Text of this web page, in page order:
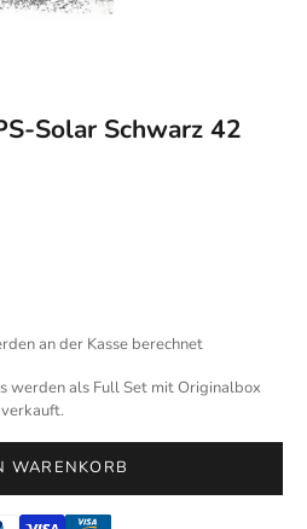
Solar Schwarz 42
an der Kasse berechnet
werden als Full Set mit Originalbox
WARENKORB